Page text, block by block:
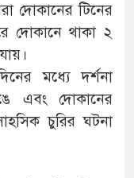
দোকানের টিনের
দোকানে থাকা ২
মধ্যে দর্শনা
এবং দোকানের
চুরির ঘটনা